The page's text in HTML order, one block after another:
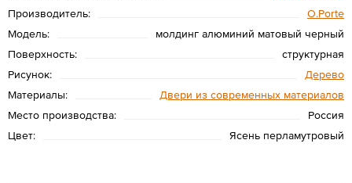
Производитель:
O.Porte
Модель:
молдинг алюминий матовый черный
Поверхность:
структурная
Рисунок:
Дерево
Материалы:
Двери из современных материалов
Место производства:
Россия
Цвет:
Ясень перламутровый